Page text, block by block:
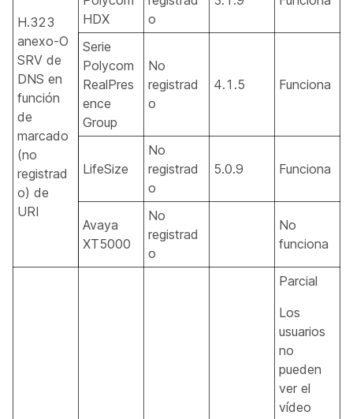
H.323
anexo-O
SRV de
DNS en
función
de
marcado
(no
registrad
o) de
URI
HDX
o
Serie
Polycom
RealPres
ence
Group
No
registrad
o
4.1.5 Funciona
LifeSize
No
registrad
o
5.0.9 Funciona
Avaya
XT5000
No
registrad
o
No
funciona
Parcial
Los
usuarios
no
pueden
ver el
vídeo